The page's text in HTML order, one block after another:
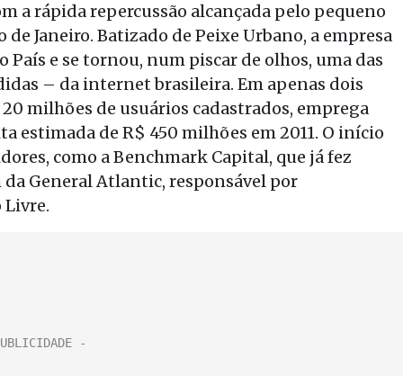
a rápida repercussão alcançada pelo pequeno
Janeiro. Batizado de Peixe Urbano, a empresa
e se tornou, num piscar de olhos, uma das
– da internet brasileira. Em apenas dois
milhões de usuários cadastrados, emprega
estimada de R$ 450 milhões em 2011. O início
como a Benchmark Capital, que já fez
General Atlantic, responsável por
Livre.